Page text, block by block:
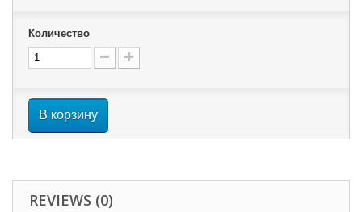
Количество
В корзину
REVIEWS (0)